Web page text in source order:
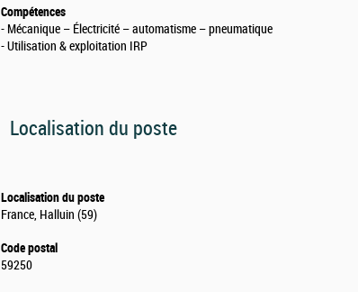
Compétences
- Mécanique – Électricité – automatisme – pneumatique
- Utilisation & exploitation IRP
Localisation du poste
Localisation du poste
France, Halluin (59)
Code postal
59250